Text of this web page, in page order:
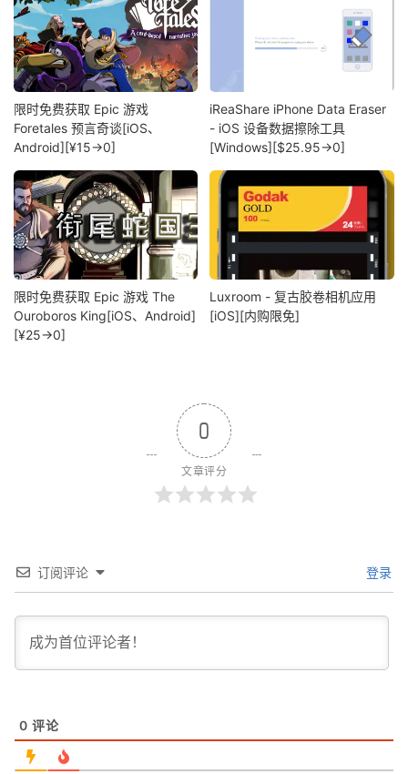
限时免费获取 Epic 游戏
Foretales 预言奇谈[iOS、
Android][¥15→0]
iReaShare iPhone Data Eraser
- iOS 设备数据擦除工具
[Windows][$25.95→0]
限时免费获取 Epic 游戏 The
Ouroboros King[iOS、Android]
[¥25→0]
Luxroom - 复古胶卷相机应用
[iOS][内购限免]
0
文章评分
订阅评论 登录
0 评论